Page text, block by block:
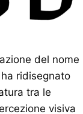
del nome
ridisegnato
tra le
visiva